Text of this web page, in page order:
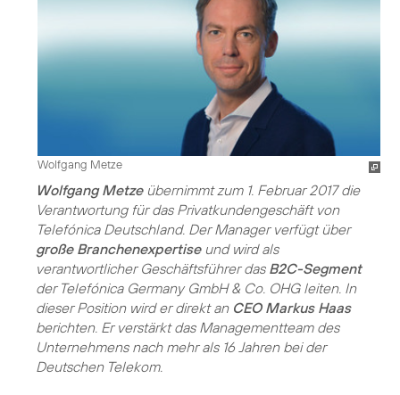
Wolfgang Metze
Wolfgang Metzeübernimmt zum 1. Februar 2017 die
Verantwortung für das Privatkundengeschäft von
Telefónica Deutschland. Der Manager verfügt über
große Branchenexpertiseund wird als
verantwortlicher Geschäftsführer das B2C-Segment
der Telefónica Germany GmbH & Co. OHG leiten. In
dieser Position wird er direkt an CEO Markus Haas
berichten. Er verstärkt das Managementteam des
Unternehmens nach mehr als 16 Jahren bei der
Deutschen Telekom.